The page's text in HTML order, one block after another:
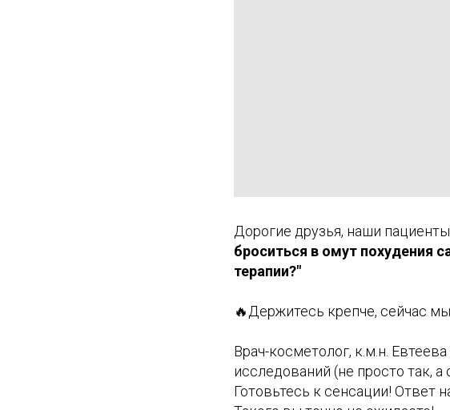
Дорогие друзья, наши
броситься в омут похудения
терапии?"
🔥Держитесь крепче, сейчас
Врач-косметолог, к.м.н.
исследований (не просто так,
Готовьтесь к сенсации!